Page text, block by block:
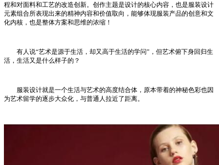
程和对面料和工艺的改造创新。创作主题是设计的核心内容，也是服装设计
元素组合所表现出来的精神内容和价值取向，能够体现服装产品的创意和文
化内核，也是整体方案和思维的浓缩！
有人说“艺术是源于生活，却又高于生活的学问”，但艺术俯下身回归生
活，生活又是什么样子的？
服装设计就是一个生活与艺术的高度结合体，原本带着的神秘色彩也因
为艺术留学的逐步大众化，与普通人拉近了距离。